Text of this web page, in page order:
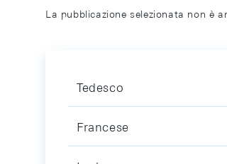
La pubblicazione selezionata non è
Tedesco
Francese